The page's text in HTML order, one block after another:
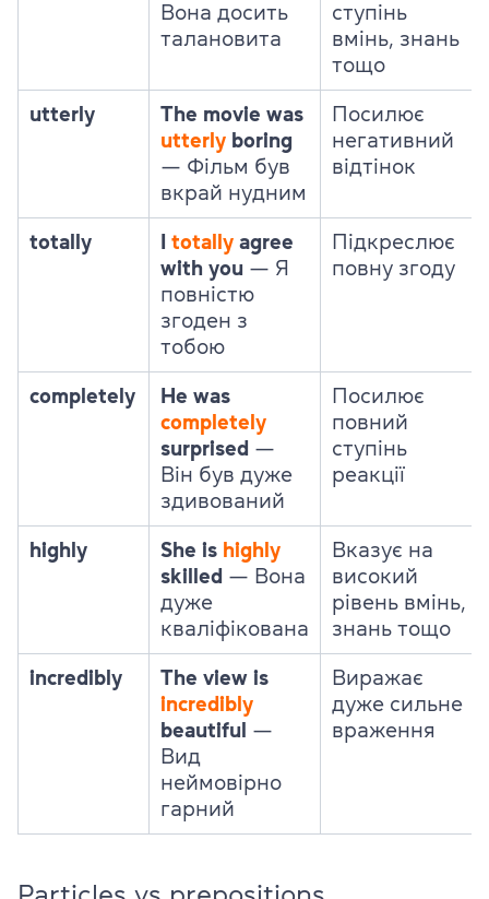
Вона досить
талановита
ступінь
вмінь, знань
тощо
utterly
The movie was
utterly boring
— Фільм був
вкрай нудним
Посилює
негативний
відтінок
totally totally agree
with you — Я
повністю
згоден з
тобою
Підкреслює
повну згоду
completely
He was
completely
surprised —
Він був дуже
здивований
Посилює
повний
ступінь
реакції
highly She is highly
skilled — Вона
дуже
кваліфікована
Вказує на
високий
рівень вмінь,
знань тощо
incredibly
The view is
incredibly
beautiful —
Вид
неймовірно
гарний
Виражає
дуже сильне
враження